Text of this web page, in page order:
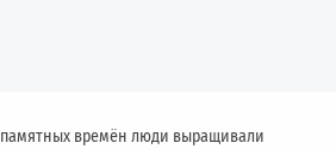
времён люди выращивали